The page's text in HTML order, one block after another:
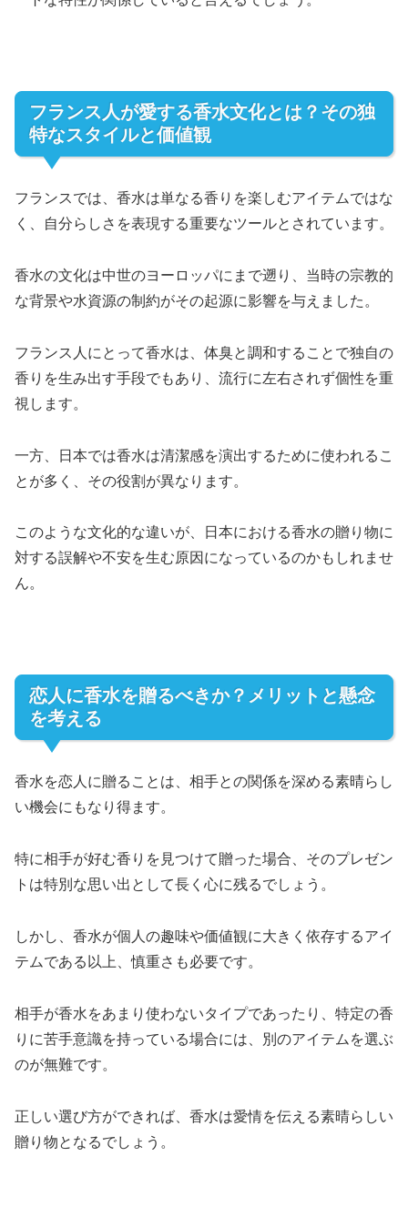
フランス人が愛する香水文化とは？その独
特なスタイルと価値観
フランスでは、香水は単なる香りを楽しむアイテムではな
く、自分らしさを表現する重要なツールとされています。
香水の文化は中世のヨーロッパにまで遡り、当時の宗教的
な背景や水資源の制約がその起源に影響を与えました。
フランス人にとって香水は、体臭と調和することで独自の
香りを生み出す手段でもあり、流行に左右されず個性を重
視します。
一方、日本では香水は清潔感を演出するために使われるこ
とが多く、その役割が異なります。
このような文化的な違いが、日本における香水の贈り物に
対する誤解や不安を生む原因になっているのかもしれませ
ん。
恋人に香水を贈るべきか？メリットと懸念
を考える
香水を恋人に贈ることは、相手との関係を深める素晴らし
い機会にもなり得ます。
特に相手が好む香りを見つけて贈った場合、そのプレゼン
トは特別な思い出として長く心に残るでしょう。
しかし、香水が個人の趣味や価値観に大きく依存するアイ
テムである以上、慎重さも必要です。
相手が香水をあまり使わないタイプであったり、特定の香
りに苦手意識を持っている場合には、別のアイテムを選ぶ
のが無難です。
正しい選び方ができれば、香水は愛情を伝える素晴らしい
贈り物となるでしょう。